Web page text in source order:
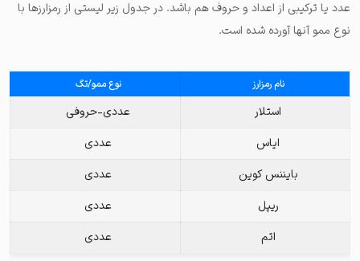
عدد یا ترکیبی از اعداد و حروف هم باشد. در جدول زیر لیستی از رمزارزها با
نوع ممو آنها آورده شده است.
نام رمزارز نوع ممو/تگ
استلار
عددی-حروفی
ایاس
عددی
بایننس کوین
عددی
ریپل
عددی
اتم
عددی